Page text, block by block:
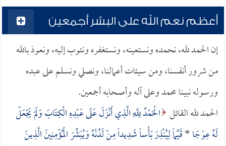
أعظم نعم الله على البشر أجمعين
إن الحمد لله، نحمده ونستعينه، ونستغفره ونتوب إليه، ونعوذ بالله
من شرور أنفسنا، ومن سيئات أعمالنا، ونصلي ونسلم على عبده
ورسوله نبينا محمد وعلى آله وأصحابه أجمعين.
الحمد لله القائل الْحَمْدُ لِلَّهِ الَّذِي أَنْزَلَ عَلَى عَبْدِهِ الْكِتَابَ وَلَمْ يَجْعَلْ
لَهُ عِوَجَا*قَيِّماً لِيُنْذِرَ بَأْساً شَدِيداً مِنْ لَدُنْهُ وَيُبَشِّرَ الْمُؤْمِنِينَ الَّذِينَ